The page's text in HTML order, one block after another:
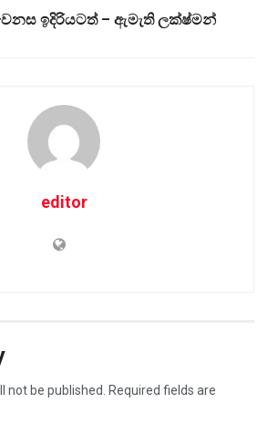
ඉදිරියටත් – ඇමැති ලක්ෂ්මන්
editor
not be published. Required fields are